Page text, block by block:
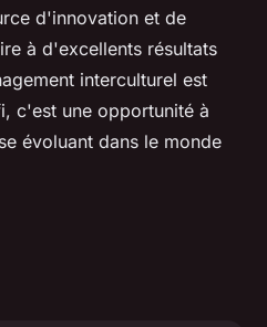
d'innovation et de
à d'excellents résultats
interculturel est
c'est une opportunité à
évoluant dans le monde